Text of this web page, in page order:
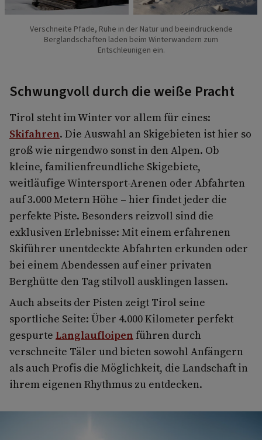
Verschneite Pfade, Ruhe in der Natur und beeindruckende
Berglandschaften laden beim Winterwandern zum
Entschleunigen ein.
Schwungvoll durch die weiße Pracht
Tirol steht im Winter vor allem für eines:
Skifahren. Die Auswahl an Skigebieten ist hier so
groß wie nirgendwo sonst in den Alpen. Ob
kleine, familienfreundliche Skigebiete,
weitläufige Wintersport-Arenen oder Abfahrten
auf 3.000 Metern Höhe – hier findet jeder die
perfekte Piste. Besonders reizvoll sind die
exklusiven Erlebnisse: Mit einem erfahrenen
Skiführer unentdeckte Abfahrten erkunden oder
bei einem Abendessen auf einer privaten
Berghütte den Tag stilvoll ausklingen lassen.
Auch abseits der Pisten zeigt Tirol seine
sportliche Seite: Über 4.000 Kilometer perfekt
gespurte Langlaufloipen führen durch
verschneite Täler und bieten sowohl Anfängern
als auch Profis die Möglichkeit, die Landschaft in
ihrem eigenen Rhythmus zu entdecken.